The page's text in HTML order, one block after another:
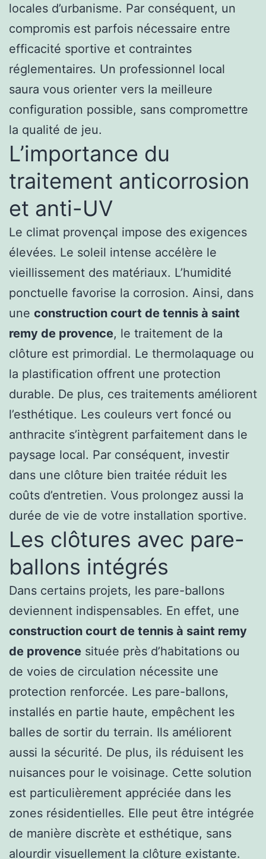
locales d’urbanisme. Par conséquent, un
compromis est parfois nécessaire entre
efficacité sportive et contraintes
réglementaires. Un professionnel local
saura vous orienter vers la meilleure
configuration possible, sans compromettre
la qualité de jeu.
L’importance du
traitement anticorrosion
et anti-UV
Le climat provençal impose des exigences
élevées. Le soleil intense accélère le
vieillissement des matériaux. L’humidité
ponctuelle favorise la corrosion. Ainsi, dans
une construction court de tennis à saint
remy de provence, le traitement de la
clôture est primordial. Le thermolaquage ou
la plastification offrent une protection
durable. De plus, ces traitements améliorent
l’esthétique. Les couleurs vert foncé ou
anthracite s’intègrent parfaitement dans le
paysage local. Par conséquent, investir
dans une clôture bien traitée réduit les
coûts d’entretien. Vous prolongez aussi la
durée de vie de votre installation sportive.
Les clôtures avec pare-
ballons intégrés
Dans certains projets, les pare-ballons
deviennent indispensables. En effet, une
construction court de tennis à saint remy
de provence située près d’habitations ou
de voies de circulation nécessite une
protection renforcée. Les pare-ballons,
installés en partie haute, empêchent les
balles de sortir du terrain. Ils améliorent
aussi la sécurité. De plus, ils réduisent les
nuisances pour le voisinage. Cette solution
est particulièrement appréciée dans les
zones résidentielles. Elle peut être intégrée
de manière discrète et esthétique, sans
alourdir visuellement la clôture existante.